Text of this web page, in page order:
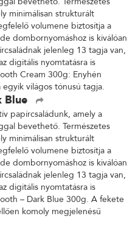
minimálisan strukturált
volumene biztosítja a
dombornyomáshoz is kiválóan
jelenleg 13 tagja van,
digitális nyomtatásra is
Cream 300g: Enyhén
világos tónusú tagja.
Blue
papírcsaládunk, amely a
bevethető. Természetes
minimálisan strukturált
volumene biztosítja a
dombornyomáshoz is kiválóan
jelenleg 13 tagja van,
digitális nyomtatásra is
– Dark Blue 300g. A fekete
komoly megjelenésű